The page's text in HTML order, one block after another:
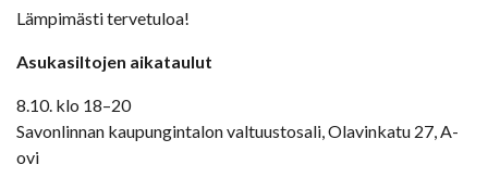
Lämpimästi tervetuloa!
Asukasiltojen aikataulut
8.10. klo 18–20
Savonlinnan kaupungintalon valtuustosali, Olavinkatu 27, A-
ovi